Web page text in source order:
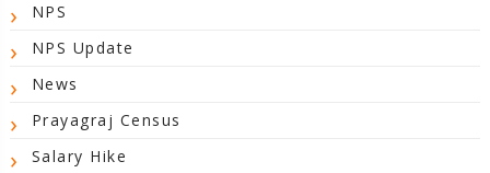
NPS
NPS Update
News
Prayagraj Census
Salary Hike